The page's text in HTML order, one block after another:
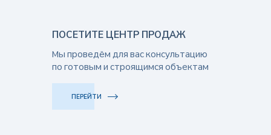
ПОСЕТИТЕ ЦЕНТР ПРОДАЖ
Мы проведём для вас консультацию
по готовым и строящимся объектам
ПЕРЕЙТИ